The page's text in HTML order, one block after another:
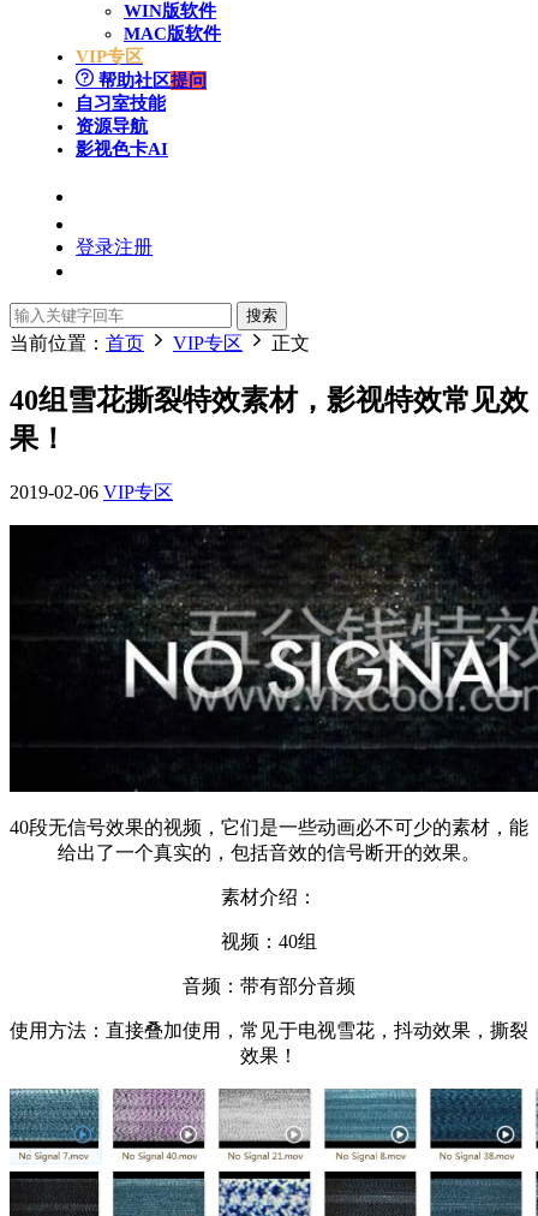
WIN版软件
MAC版软件
VIP专区
帮助社区提问
自习室技能
资源导航
影视色卡AI
登录注册
搜索
当前位置： 首页 VIP专区 正文
40组雪花撕裂特效素材，影视特效常见效
果！
2019-02-06 VIP专区
40段无信号效果的视频，它们是一些动画必不可少的素材，能
给出了一个真实的，包括音效的信号断开的效果。
素材介绍：
视频：40组
音频：带有部分音频
使用方法：直接叠加使用，常见于电视雪花，抖动效果，撕裂
效果！